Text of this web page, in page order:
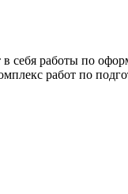
в себя работы по
работ по